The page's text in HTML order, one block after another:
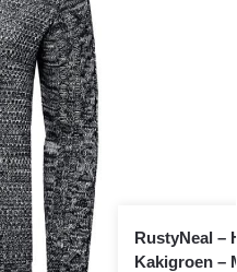
RustyNeal –
Kakigroen –